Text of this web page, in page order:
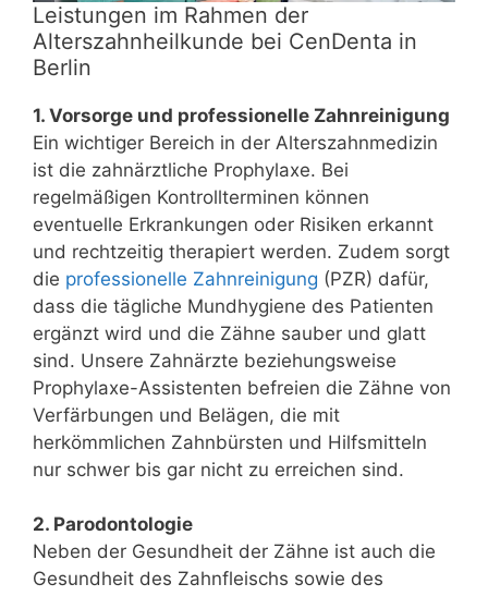
Leistungen im Rahmen der
Alterszahnheilkunde bei CenDenta in
Berlin
1. Vorsorge und professionelle Zahnreinigung
Ein wichtiger Bereich in der Alterszahnmedizin
ist die zahnärztliche Prophylaxe. Bei
regelmäßigen Kontrollterminen können
eventuelle Erkrankungen oder Risiken erkannt
und rechtzeitig therapiert werden. Zudem sorgt
die professionelle Zahnreinigung (PZR) dafür,
dass die tägliche Mundhygiene des Patienten
ergänzt wird und die Zähne sauber und glatt
sind. Unsere Zahnärzte beziehungsweise
Prophylaxe-Assistenten befreien die Zähne von
Verfärbungen und Belägen, die mit
herkömmlichen Zahnbürsten und Hilfsmitteln
nur schwer bis gar nicht zu erreichen sind.
2. Parodontologie
Neben der Gesundheit der Zähne ist auch die
Gesundheit des Zahnfleischs sowie des